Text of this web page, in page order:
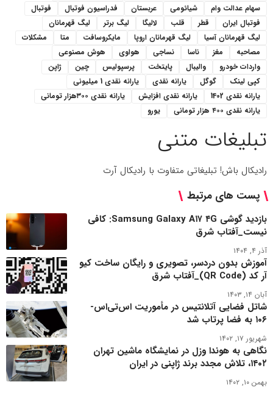
سهام عدالت وام
شیائومی عربستان فدراسیون فوتبال
فوتبال
فوتبال ایران
قطر قلب لالیگا لیگ برتر
لیگ قهرمانان
لیگ قهرمانان آسیا
لیگ قهرمانان اروپا مایکروسافت متا
مشکلات
مصاحبه
مغز ناسا نساجی هواوی
هوش مصنوعی
واردات خودرو
والیبال پایتخت پرسپولیس چین
ژاپن
کپی لینک
گوگل یارانه نقدی
یارانه نقدی 1 میلیونی
یارانه نقدی 1402
یارانه نقدی افزایش
یارانه نقدی ۳۰۰هزار تومانی
یارانه نقدی ۴۰۰ هزار تومانی
یورو
تبلیغات متنی
رادیکال باش! تبلیغاتی متفاوت با رادیکال آرت
پست های مرتبط
بازدید گوشی Samsung Galaxy A۱۷ ۴G: کافی
نیست_آفتاب شرق
آذر ۴, ۱۴۰۴
آموزش بدون دردسر، تصویری و رایگان ساخت کیو
آر کد (QR Code)_آفتاب شرق
آبان ۱۴, ۱۴۰۳
شاتل فضایی آتلانتیس در مأموریت اس‌تی‌اس-
۱۰۶ به فضا پرتاب شد
شهریور ۱۷, ۱۴۰۲
نگاهی به هوندا وزل در نمایشگاه ماشین تهران
۱۴۰۲، تلاش مجدد برند ژاپنی در ایران
بهمن ۱۰, ۱۴۰۲